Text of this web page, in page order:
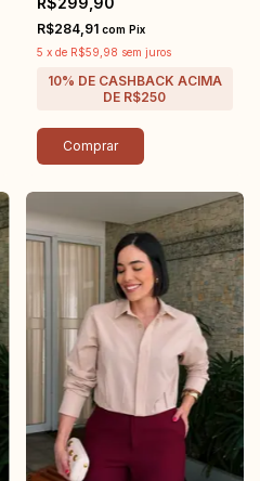
R$284,91 com Pix
5 x de R$59,98 sem juros
Comprar